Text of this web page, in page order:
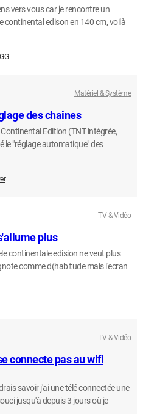
vers vous car je rencontre un
continental edison en 140 cm, voilà
Matériel & Système
des chaines
Edition (TNT intégrée,
le "réglage automatique" des
TV & Vidéo
plus
continentale edision ne veut plus
comme d(habitude mais l'ecran
TV & Vidéo
connecte pas au wifi
savoir j'ai une télé connectée une
jusqu'à depuis 3 jours où je